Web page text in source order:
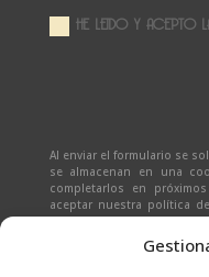
HE LEIDO Y ACEPTO
Al enviar el formulario se
se almacenan en una
completarlos en
aceptar nuestra política
Ivan Zabalza | Finalidad:
Legitimación: Tu
(datos almacenados